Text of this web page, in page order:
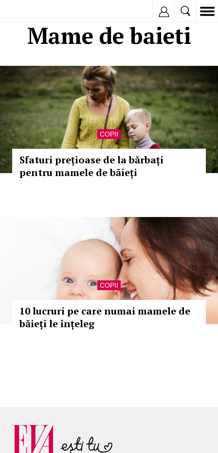
Mame de baieti
COPII
Sfaturi prețioase de la bărbați
pentru mamele de băieți
COPII
10 lucruri pe care numai mamele de
băieți le înțeleg